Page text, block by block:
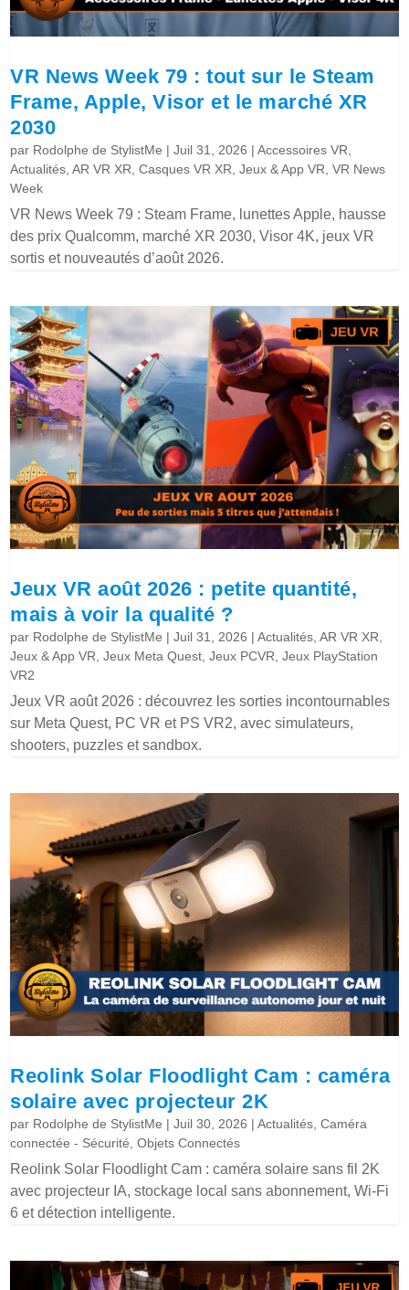
VR News Week 79 : tout sur le Steam
Frame, Apple, Visor et le marché XR
2030
par Rodolphe de StylistMe |Juil 31, 2026 |Accessoires VR
Actualités ,AR VR XR ,Casques VR XR ,Jeux & App VR ,VR News
Week
VR News Week 79 : Steam Frame, lunettes Apple, hausse
des prix Qualcomm, marché XR 2030, Visor 4K, jeux VR
sortis et nouveautés d’août 2026.
Jeux VR août 2026 : petite quantité,
mais à voir la qualité ?
par Rodolphe de StylistMe |Juil 31, 2026 |Actualités ,AR VR XR
Jeux & App VR ,Jeux Meta Quest ,Jeux PCVR ,Jeux PlayStation
VR2
Jeux VR août 2026 : découvrez les sorties incontournables
sur Meta Quest, PC VR et PS VR2, avec simulateurs,
shooters, puzzles et sandbox.
Reolink Solar Floodlight Cam : caméra
solaire avec projecteur 2K
par Rodolphe de StylistMe |Juil 30, 2026 |Actualités ,Caméra
connectée - Sécurité ,Objets Connectés
Reolink Solar Floodlight Cam : caméra solaire sans fil 2K
avec projecteur IA, stockage local sans abonnement, Wi-Fi
6 et détection intelligente.